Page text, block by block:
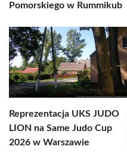
Pomorskiego w Rummikub
Reprezentacja UKS JUDO
LION na Same Judo Cup
2026 w Warszawie